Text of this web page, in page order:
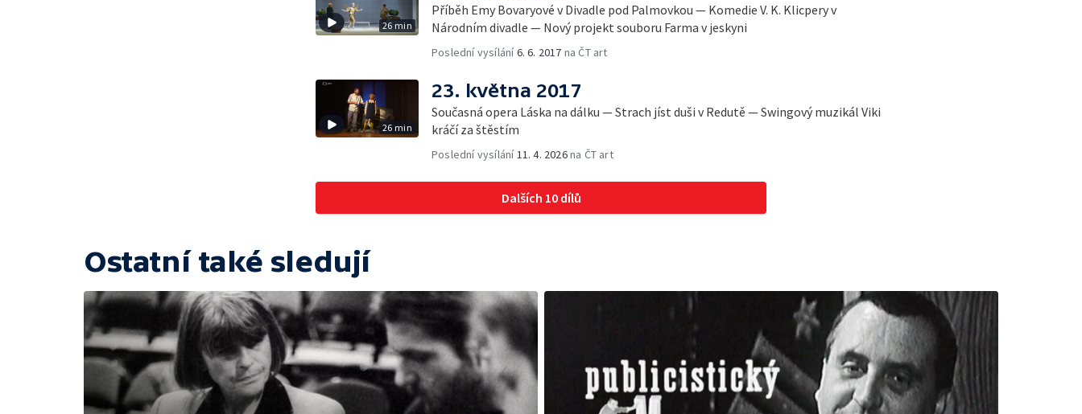
26 min
Příběh Emy Bovaryové v Divadle pod Palmovkou — Komedie V. K. Klicpery v
Národním divadle — Nový projekt souboru Farma v jeskyni
Poslední vysílání6. 6. 2017 na ČT art
26 min
23. května 2017
Současná opera Láska na dálku — Strach jíst duši v Redutě — Swingový muzikál Viki
kráčí za štěstím
Poslední vysílání11. 4. 2026na ČT art
Dalších 10 dílů
Ostatní také sledují